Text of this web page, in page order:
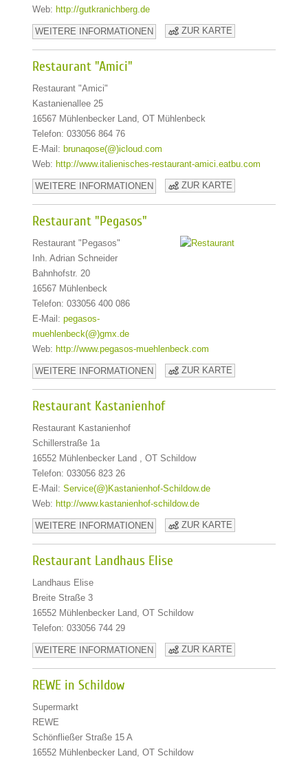
Web: http://gutkranichberg.de
WEITERE INFORMATIONEN ZUR KARTE
Restaurant "Amici"
Restaurant "Amici"
Kastanienallee 25
16567 Mühlenbecker Land, OT Mühlenbeck
Telefon: 033056 864 76
E-Mail: brunaqose(@)icloud.com
Web: http://www.italienisches-restaurant-amici.eatbu.com
WEITERE INFORMATIONEN ZUR KARTE
Restaurant "Pegasos"
Restaurant "Pegasos"
Inh. Adrian Schneider
Bahnhofstr. 20
16567 Mühlenbeck
Telefon: 033056 400 086
E-Mail: pegasos-
muehlenbeck(@)gmx.de
Web: http://www.pegasos-muehlenbeck.com
WEITERE INFORMATIONEN ZUR KARTE
Restaurant Kastanienhof
Restaurant Kastanienhof
Schillerstraße 1a
16552 Mühlenbecker Land , OT Schildow
Telefon: 033056 823 26
E-Mail: Service(@)Kastanienhof-Schildow.de
Web: http://www.kastanienhof-schildow.de
WEITERE INFORMATIONEN ZUR KARTE
Restaurant Landhaus Elise
Landhaus Elise
Breite Straße 3
16552 Mühlenbecker Land, OT Schildow
Telefon: 033056 744 29
WEITERE INFORMATIONEN ZUR KARTE
REWE in Schildow
Supermarkt
REWE
Schönfließer Straße 15 A
16552 Mühlenbecker Land, OT Schildow